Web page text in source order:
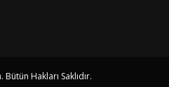
Hakları Saklıdır.